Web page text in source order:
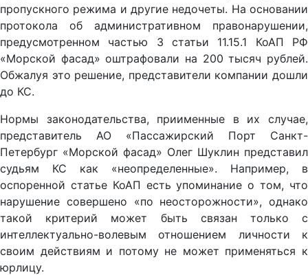
пропускного режима и другие недочеты. На основании
протокола об административном правонарушении,
предусмотренном частью 3 статьи 11.15.1 КоАП РФ
«Морской фасад» оштрафовали на 200 тысяч рублей.
Обжалуя это решение, представители компании дошли
до КС.
Нормы законодательства, приименные в их случае,
представитель АО «Пассажирский Порт Санкт-
Петербург «Морской фасад» Олег Шуклин представил
судьям КС как «неопределенные». Например, в
оспоренной статье КоАП есть упоминание о том, что
нарушение совершено «по неосторожности», однако
такой критерий может быть связан только с
интеллектуально-волевым отношением личности к
своим действиям и потому не может применяться к
юрлицу.